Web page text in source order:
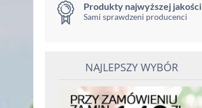
Produkty najwyższej jakości
Sami sprawdzeni producenci
NAJLEPSZY WYBÓR